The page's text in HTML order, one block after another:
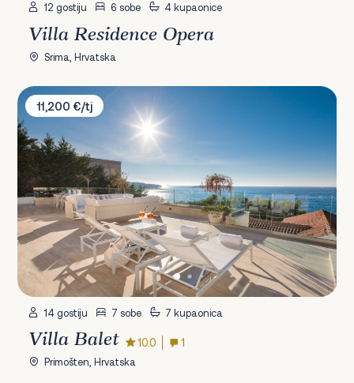
12 gostiju 6 sobe 4 kupaonice
Villa Residence Opera
Srima, Hrvatska
Villa Balet
11,200 €/tj
14 gostiju 7 sobe 7 kupaonica
Villa Balet 10.0 1
Primošten, Hrvatska